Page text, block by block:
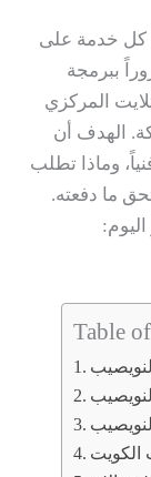
كل خدمة على
ببرمجة
المركزي
الهدف أن
وماذا تطلب
ما دفعته.
Table
الكويت